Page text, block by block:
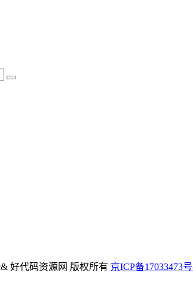
好代码资源网 版权所有 京ICP备17033473